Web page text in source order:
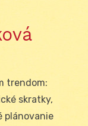
trendom:
skratky,
plánovanie